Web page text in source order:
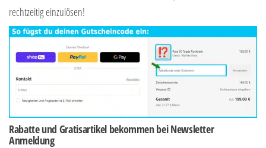
rechtzeitig einzulösen!
Rabatte und Gratisartikel bekommen bei Newsletter
Anmeldung